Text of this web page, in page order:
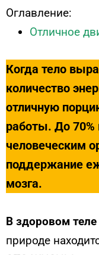
Оглавление:
Отличное
Когда тело
количество
отличную
работы. До 70%
человеческим
поддержание
мозга.
В здоровом
природе